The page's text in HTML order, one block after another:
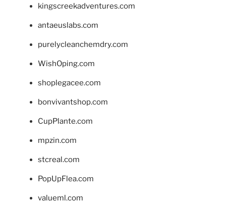
kingscreekadventures.com
antaeuslabs.com
purelycleanchemdry.com
WishOping.com
shoplegacee.com
bonvivantshop.com
CupPlante.com
mpzin.com
stcreal.com
PopUpFlea.com
valueml.com